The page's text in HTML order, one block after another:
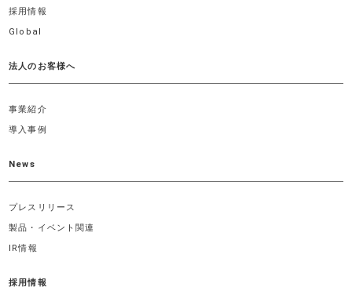
採用情報
Global
法人のお客様へ
事業紹介
導入事例
News
プレスリリース
製品・イベント関連
IR情報
採用情報